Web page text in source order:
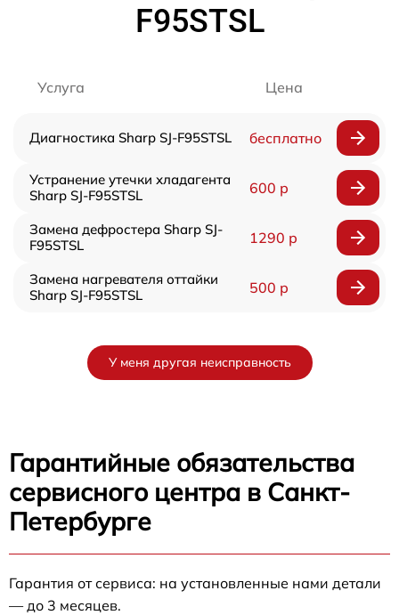
F95STSL
Услуга Цена
Диагностика Sharp SJ-F95STSL бесплатно
Устранение утечки хладагента
Sharp SJ-F95STSL
600 р
Замена дефростера Sharp SJ-
F95STSL
1290 р
Замена нагревателя оттайки
Sharp SJ-F95STSL
500 р
У меня другая неисправность
Гарантийные обязательства
сервисного центра в Санкт-
Петербурге
Гарантия от сервиса: на установленные нами детали
— до 3 месяцев.